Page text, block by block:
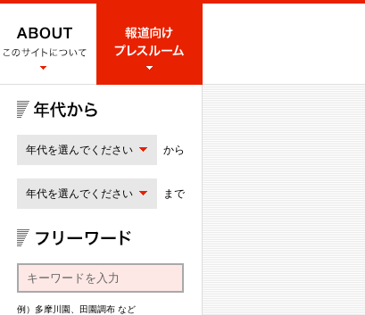
年代を選んでください から
年代を選んでください まで
例）多摩川園、田園調布 など